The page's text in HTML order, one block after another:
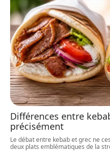
Différences entre
précisément
Le débat entre kebab et grec ne
deux plats emblématiques de la